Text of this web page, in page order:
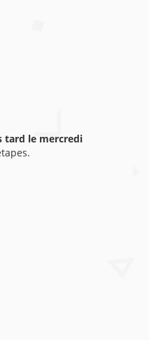
tard le mercredi